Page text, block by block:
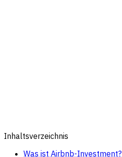
Inhaltsverzeichnis
Was ist Airbnb-Investment?